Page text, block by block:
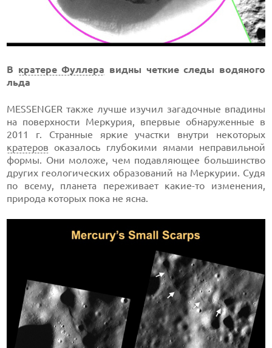
В кратере Фуллера видны четкие следы водяного
льда
MESSENGER также лучше изучил загадочные впадины
на поверхности Меркурия, впервые обнаруженные в
2011 г. Странные яркие участки внутри некоторых
кратеров оказалось глубокими ямами неправильной
формы. Они моложе, чем подавляющее большинство
других геологических образований на Меркурии. Судя
по всему, планета переживает какие-то изменения,
природа которых пока не ясна.